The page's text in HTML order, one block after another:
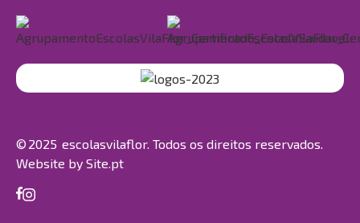
© 2025 escolasvilaflor. Todos os direitos reservados.
Website by Site.pt